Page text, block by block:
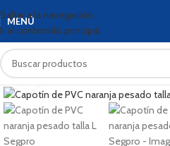
Saltar a la navegación
Ir al contenido principal
MENÚ
Haga clic para ampliar